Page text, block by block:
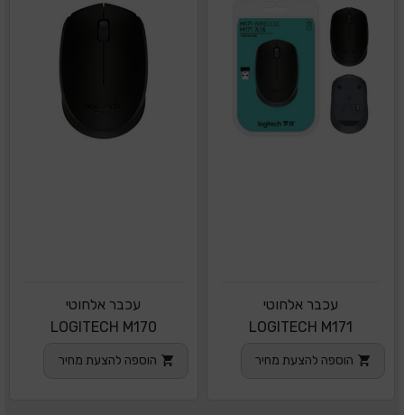
עכבר אלחוטי
LOGITECH M171
הוספה להצעת מחיר
עכבר אלחוטי
LOGITECH M170
הוספה להצעת מחיר